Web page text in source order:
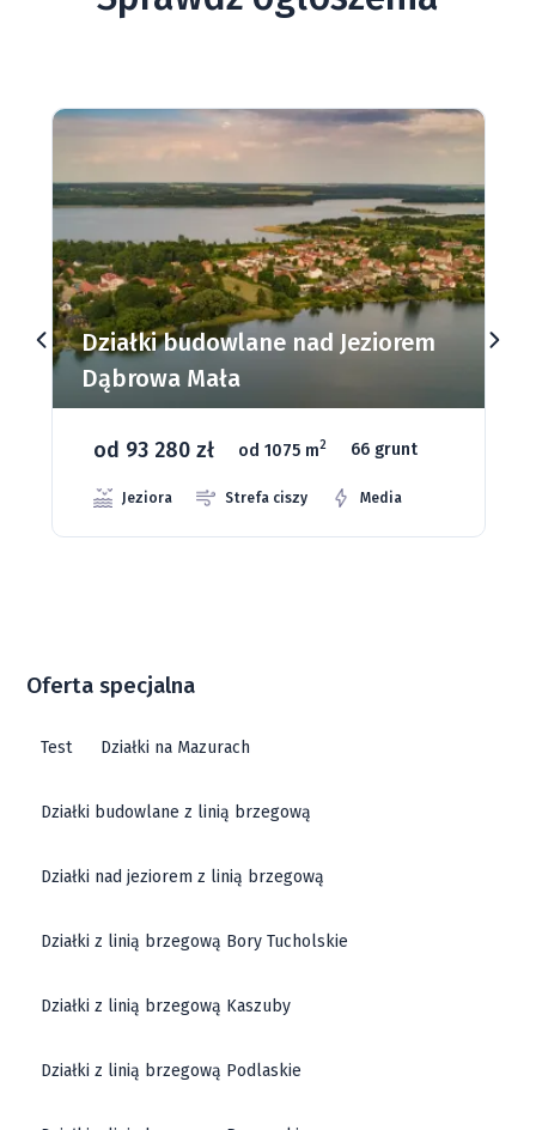
Działki budowlane nad Jeziorem
Dąbrowa Mała
od 93 280 zł od 1075 m2 66 grunt
Jeziora Strefa ciszy Media
Oferta specjalna
Test Działki na Mazurach
Działki budowlane z linią brzegową
Działki nad jeziorem z linią brzegową
Działki z linią brzegową Bory Tucholskie
Działki z linią brzegową Kaszuby
Działki z linią brzegową Podlaskie